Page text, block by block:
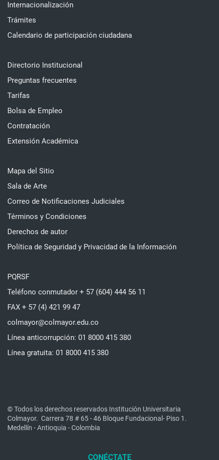
Internacionalización
Trámites
Calendario de participación ciudadana
Directorio Institucional
Preguntas frecuentes
Tarifas
Bolsa de Empleo
Contratación
Extensión Académica
Mapa del Sitio
Sala de Arte
Correo de Notificaciones Judiciales
Términos y Condiciones
Derechos de autor
Política de Seguridad y Privacidad de la Información
PQRSF
Teléfono conmutador + 57 (604) 444 56 11
FAX + 57 (4) 421 99 47
colmayor@colmayor.edu.co
Línea anticorrupción: 01 8000 415 380
Línea gratuita: 01 8000 415 380
© Todos los derechos reservados Institución Universitaria
Colmayor. Carrera 78 # 65 - 46 Bloque Fundacional- Piso 1.
Medellín - Antioquia - Colombia